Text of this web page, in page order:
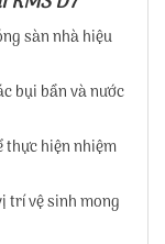
sàn nhà hiệu
bụi bẩn và nước
thực hiện nhiệm
trí vệ sinh mong